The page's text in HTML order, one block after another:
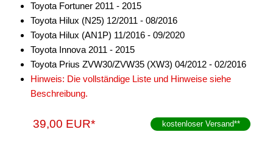
für Jaguar
für Jeep
für John Deere
Toyota Fortuner 2011 - 2015
Toyota Hilux (N25) 12/2011 - 08/2016
Toyota Hilux (AN1P) 11/2016 - 09/2020
Toyota Innova 2011 - 2015
Toyota Prius ZVW30/ZVW35 (XW3) 04/2012 - 02/2016
Hinweis: Die vollständige Liste und Hinweise siehe
Beschreibung.
39,00 EUR* kostenloser Versand**